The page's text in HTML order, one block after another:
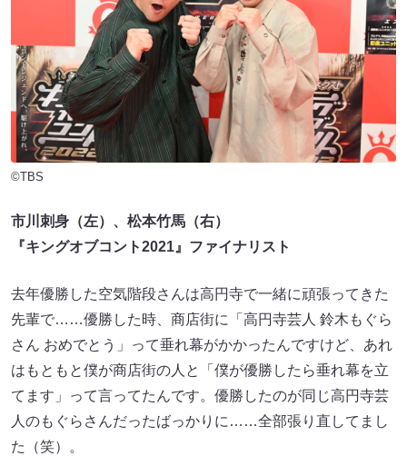
©TBS
市川刺身（左）、松本竹馬（右）
『キングオブコント2021』ファイナリスト
去年優勝した空気階段さんは高円寺で一緒に頑張ってきた
先輩で……優勝した時、商店街に「高円寺芸人 鈴木もぐら
さん おめでとう」って垂れ幕がかかったんですけど、あれ
はもともと僕が商店街の人と「僕が優勝したら垂れ幕を立
てます」って言ってたんです。優勝したのが同じ高円寺芸
人のもぐらさんだったばっかりに……全部張り直してまし
た（笑）。